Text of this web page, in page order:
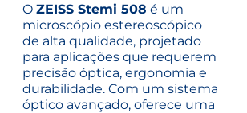
OZEISS Stemi 508 é um
microscópio estereoscópico
de alta qualidade, projetado
para aplicações que requerem
precisão óptica, ergonomia e
durabilidade. Com um sistema
óptico avançado, oferece uma